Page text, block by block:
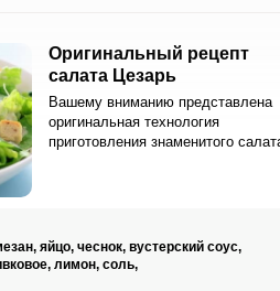
Оригинальный рецепт
салата Цезарь
Вашему вниманию представлена
оригинальная технология
приготовления знаменитого
яйцо, чеснок, вустерский соус,
лимон, соль,